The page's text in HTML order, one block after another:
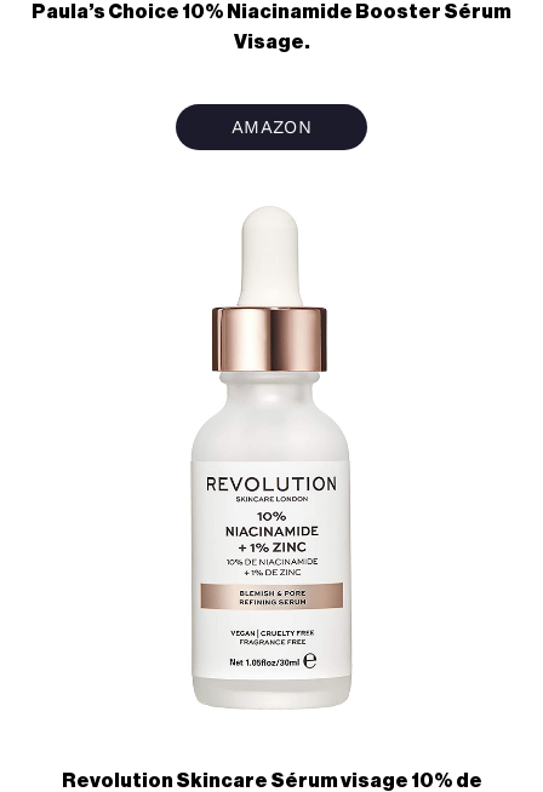
Paula’s Choice 10% Niacinamide Booster Sérum
Visage.
AMAZON
Revolution Skincare Sérum visage 10% de